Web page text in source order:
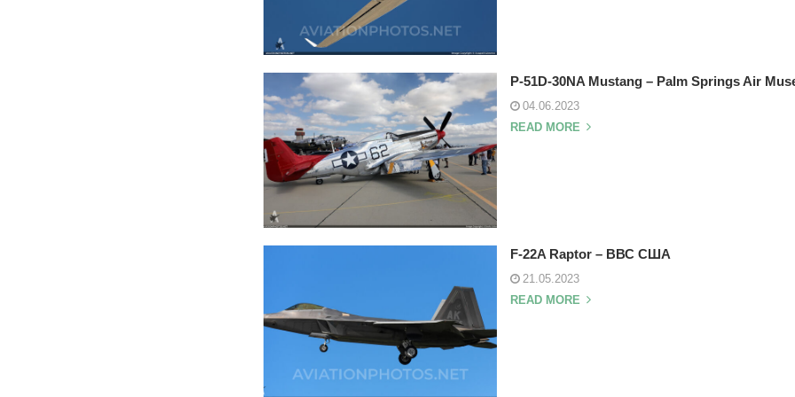
P-51D-30NA Mustang – Palm Springs Air
04.06.2023
READ MORE
F-22A Raptor – ВВС США
21.05.2023
READ MORE